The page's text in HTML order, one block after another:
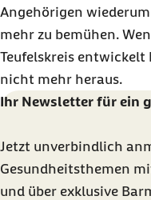
Angehörigen
mehr zu bemühen.
Teufelskreis
nicht mehr heraus.
Ihr Newsletter für ein
Jetzt unverbindlich
Gesundheitsthemen
und über exklusive